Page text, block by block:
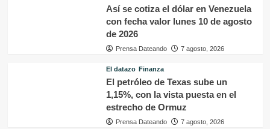
Así se cotiza el dólar en Venezuela
con fecha valor lunes 10 de agosto
de 2026
Prensa Dateando 7 agosto, 2026
El datazo Finanza
El petróleo de Texas sube un
1,15%, con la vista puesta en el
estrecho de Ormuz
Prensa Dateando 7 agosto, 2026